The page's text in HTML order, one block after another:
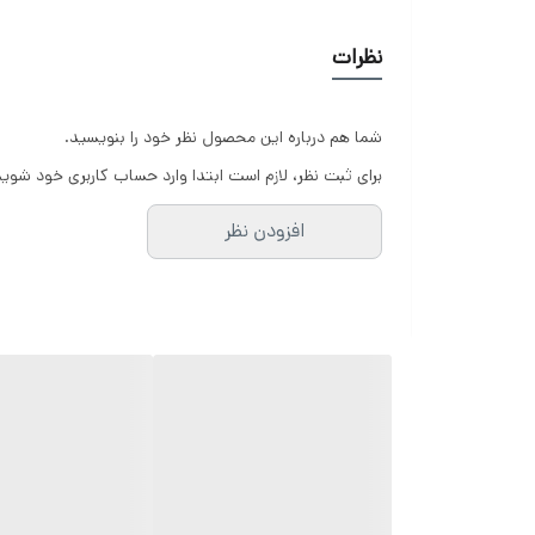
نظرات
شما هم درباره این محصول نظر خود را بنویسید.
برای ثبت نظر، لازم است ابتدا وارد حساب کاربری خود
افزودن نظر